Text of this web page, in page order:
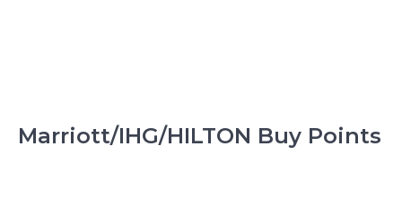
Marriott/IHG/HILTON Buy Points